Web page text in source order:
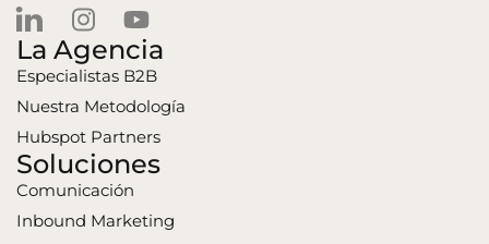
La Agencia
Especialistas B2B
Nuestra Metodología
Hubspot Partners
Soluciones
Comunicación
Inbound Marketing